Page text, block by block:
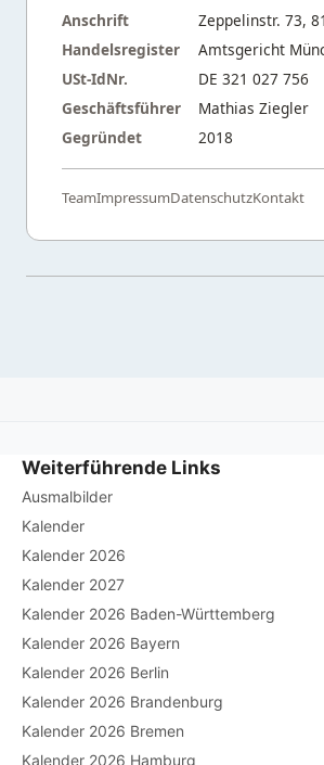
Anschrift
Zeppelinstr. 73,
Handelsregister
Amtsgericht
USt-IdNr.
DE 321 027 756
Geschäftsführer
Mathias Ziegler
Gegründet
2018
TeamImpressumDatenschutzKontakt
Weiterführende Links
Ausmalbilder
Kalender
Kalender 2026
Kalender 2027
Kalender 2026 Baden-Württemberg
Kalender 2026 Bayern
Kalender 2026 Berlin
Kalender 2026 Brandenburg
Kalender 2026 Bremen
Kalender 2026 Hamburg